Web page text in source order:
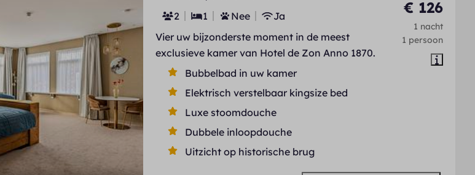
€ 126
1 nacht
1 persoon
2
1 Nee
Ja
Vier uw bijzonderste moment in de meest
exclusieve kamer van Hotel de Zon Anno 1870.
Bubbelbad in uw kamer
Elektrisch verstelbaar kingsize bed
Luxe stoomdouche
Dubbele inloopdouche
Uitzicht op historische brug